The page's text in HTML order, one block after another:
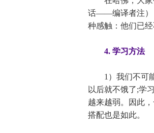
话——编译者注）
种感触：他们已
4. 学习方法
1）我们不可能
以后就不饿了;学
越来越弱。因此
搭配也是如此。